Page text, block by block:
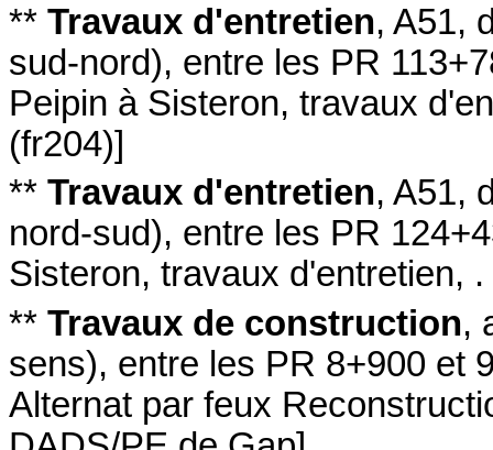
** Travaux d'entretien, A51,
sud-nord), entre les PR
Peipin à Sisteron, travaux
(fr204)]
** Travaux d'entretien, A51,
nord-sud), entre les PR
Sisteron, travaux d'entretien, .
** Travaux de construction,
sens), entre les PR 8+900 et
Alternat par feux